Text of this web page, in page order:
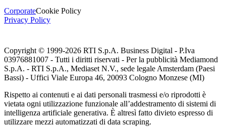
CorporateCookie Policy
Privacy Policy
Copyright © 1999-2026 RTI S.p.A. Business Digital - P.Iva
03976881007 - Tutti i diritti riservati - Per la pubblicità Mediamond
S.p.A. - RTI S.p.A., Mediaset N.V., sede legale Amsterdam (Paesi
Bassi) - Uffici Viale Europa 46, 20093 Cologno Monzese (MI)
Rispetto ai contenuti e ai dati personali trasmessi e/o riprodotti è
vietata ogni utilizzazione funzionale all’addestramento di sistemi di
intelligenza artificiale generativa. È altresì fatto divieto espresso di
utilizzare mezzi automatizzati di data scraping.